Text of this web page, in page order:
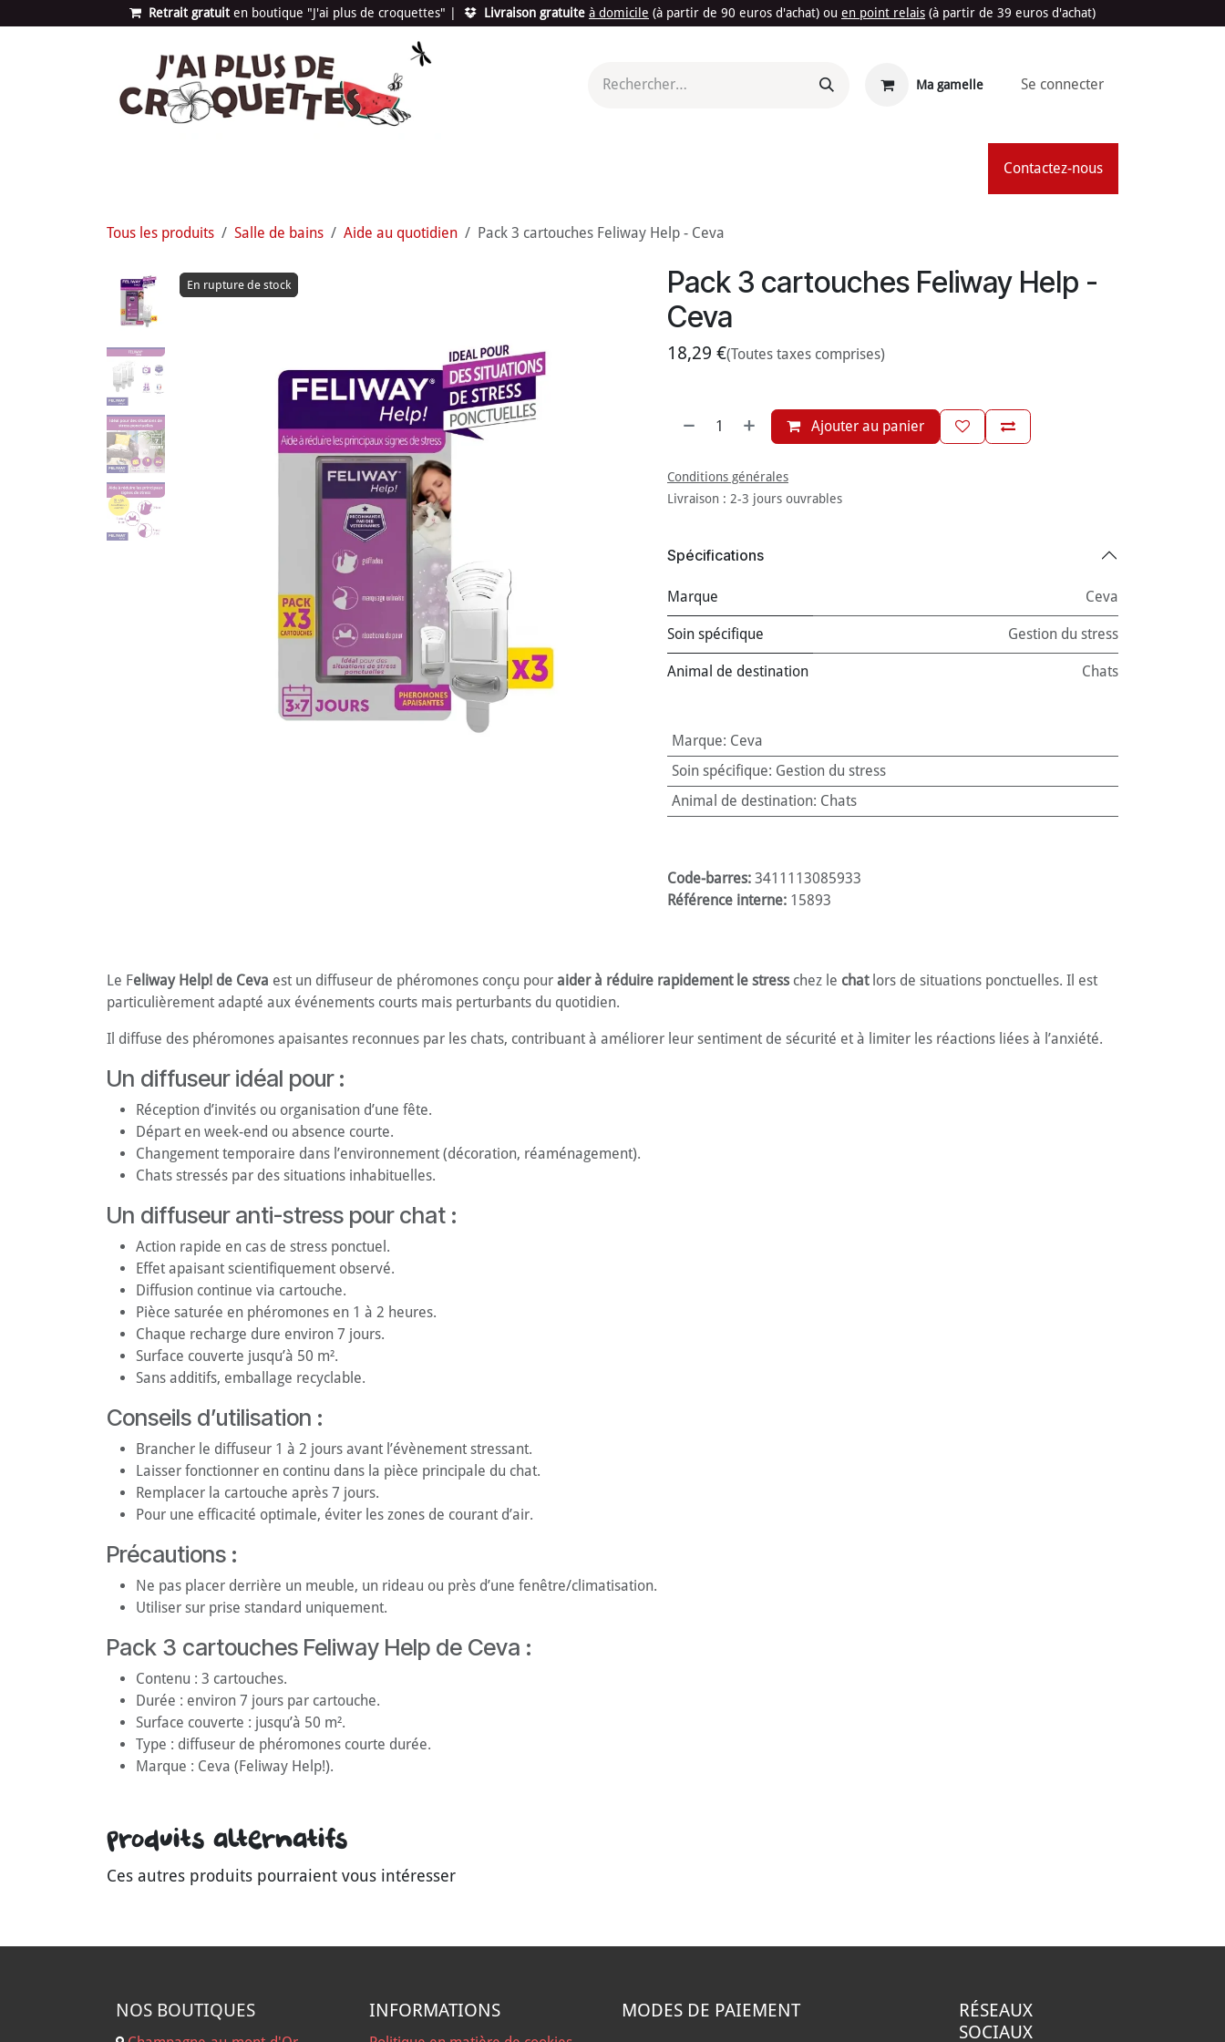
Se rendre au contenu Retrait gratuit en bou​​​​​​tique "J'ai plus de croquettes" Livraison gratuite à domicile (à partir de 90 euros d'achat) ou en point relais (à partir de 39 euros d'achat)
Ma gamelle Se connecter
Contactez-nous
Tous les produits Salle de bains Aide au quotidien Pack 3 cartouches Feliway Help - Ceva
En rupture de stock
En rupture de stock
Pack 3 cartouches Feliway Help -
Ceva
18,29 €(Toutes taxes comprises)
Ajouter au panier
Conditions générales
Livraison : 2-3 jours ouvrables
Spécifications
Marque Ceva
Soin spécifique Gestion du stress
Animal de destination Chats
Marque: Ceva
Soin spécifique: Gestion du stress
Animal de destination: Chats
Code-barres: 3411113085933
Référence interne: 15893
Le Feliway Help! de Ceva est un diffuseur de phéromones conçu pour aider à réduire rapidement le stress chez le chat lors de situations ponctuelles. Il est
particulièrement adapté aux événements courts mais perturbants du quotidien.
Il diffuse des phéromones apaisantes reconnues par les chats, contribuant à améliorer leur sentiment de sécurité et à limiter les réactions liées à l’anxiété.
Un diffuseur idéal pour :
Réception d’invités ou organisation d’une fête.
Départ en week-end ou absence courte.
Changement temporaire dans l’environnement (décoration, réaménagement).
Chats stressés par des situations inhabituelles.
Un diffuseur anti-stress pour chat :
Action rapide en cas de stress ponctuel.
Effet apaisant scientifiquement observé.
Diffusion continue via cartouche.
Pièce saturée en phéromones en 1 à 2 heures.
Chaque recharge dure environ 7 jours.
Surface couverte jusqu’à 50 m².
Sans additifs, emballage recyclable.
Conseils d’utilisation :
Brancher le diffuseur 1 à 2 jours avant l’évènement stressant.
Laisser fonctionner en continu dans la pièce principale du chat.
Remplacer la cartouche après 7 jours.
Pour une efficacité optimale, éviter les zones de courant d’air.
Précautions :
Ne pas placer derrière un meuble, un rideau ou près d’une fenêtre/climatisation.
Utiliser sur prise standard uniquement.
Pack 3 cartouches Feliway Help de Ceva :
Contenu : 3 cartouches.
Durée : environ 7 jours par cartouche.
Surface couverte : jusqu’à 50 m².
Type : diffuseur de phéromones courte durée.
Marque : Ceva (Feliway Help!).
Produits alternatifs
Ces autres produits pourraient vous intéresser
NOS BOUTIQUES INFORMATIONS
RÉSEAUX
SOCIAUX
MODES DE PAIEMENT